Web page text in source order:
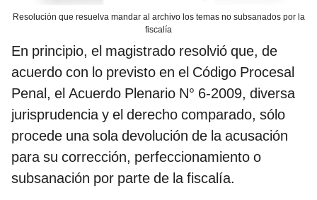
Resolución que resuelva mandar al archivo los temas no subsanados por la
fiscalía
En principio, el magistrado resolvió que, de
acuerdo con lo previsto en el Código Procesal
Penal, el Acuerdo Plenario N° 6-2009, diversa
jurisprudencia y el derecho comparado, sólo
procede una sola devolución de la acusación
para su corrección, perfeccionamiento o
subsanación por parte de la fiscalía.